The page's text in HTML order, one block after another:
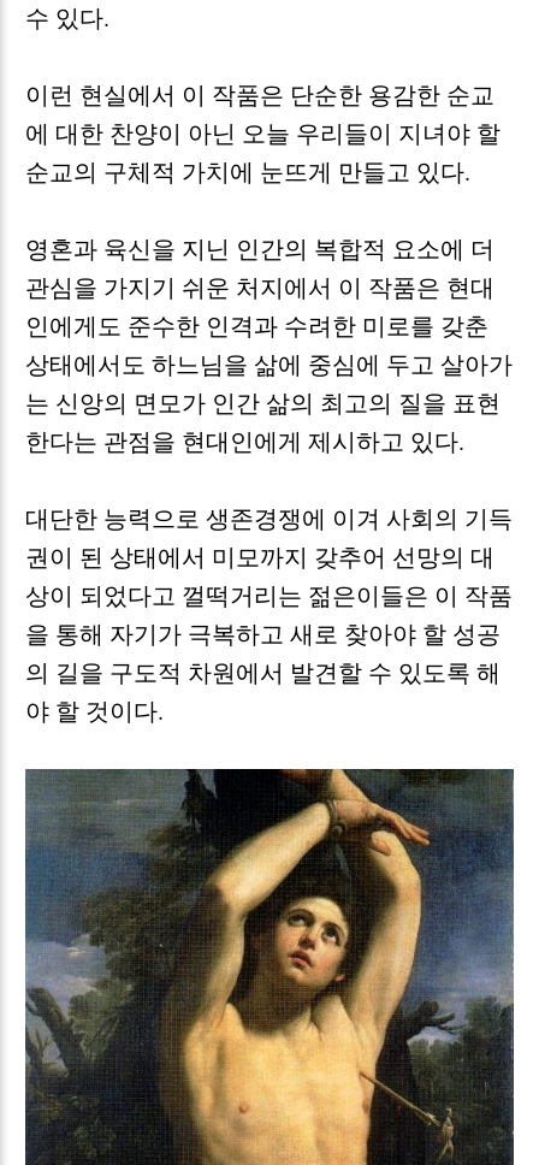
수 있다.
이런 현실에서 이 작품은 단순한 용감한 순교
에 대한 찬양이 아닌 오늘 우리들이 지녀야 할
순교의 구체적 가치에 눈뜨게 만들고 있다.
영혼과 육신을 지닌 인간의 복합적 요소에 더
관심을 가지기 쉬운 처지에서 이 작품은 현대
인에게도 준수한 인격과 수려한 미로를 갖춘
상태에서도 하느님을 삶에 중심에 두고 살아가
는 신앙의 면모가 인간 삶의 최고의 질을 표현
한다는 관점을 현대인에게 제시하고 있다.
대단한 능력으로 생존경쟁에 이겨 사회의 기득
권이 된 상태에서 미모까지 갖추어 선망의 대
상이 되었다고 껄떡거리는 젊은이들은 이 작품
을 통해 자기가 극복하고 새로 찾아야 할 성공
의 길을 구도적 차원에서 발견할 수 있도록 해
야 할 것이다.